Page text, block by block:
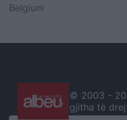
Belgium
© 2003 -
gjitha të